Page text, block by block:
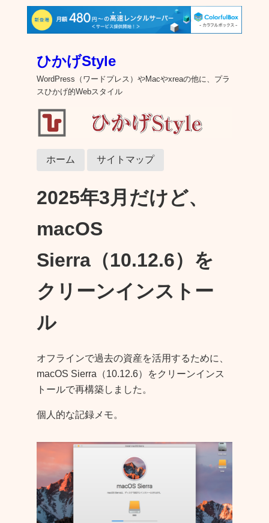
ひかげStyle
WordPress（ワードプレス）やMacやxreaの他に、プラ
スひかげ的Webスタイル
ホーム サイトマップ
2025年3月だけど、
macOS
Sierra（10.12.6）を
クリーンインストー
ル
オフラインで過去の資産を活用するために、
macOS Sierra（10.12.6）をクリーンインス
トールで再構築しました。
個人的な記録メモ。